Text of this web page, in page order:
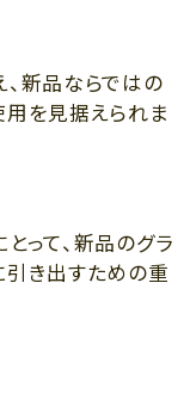
新品ならではの
を見据えられま
って、新品のグラ
き出すための重